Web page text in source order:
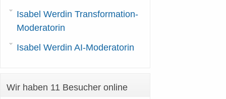
Isabel Werdin Transformation-
Moderatorin
Isabel Werdin AI-Moderatorin
Wir haben 11 Besucher online